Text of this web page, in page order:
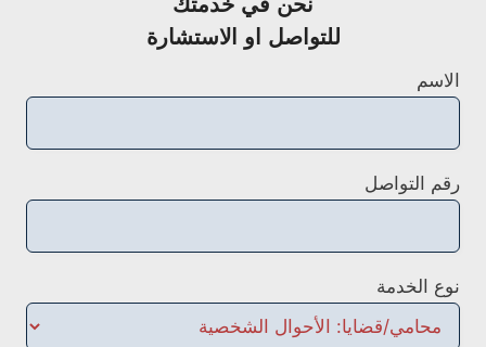
للتواصل او الاستشارة
الاسم
رقم التواصل
نوع الخدمة